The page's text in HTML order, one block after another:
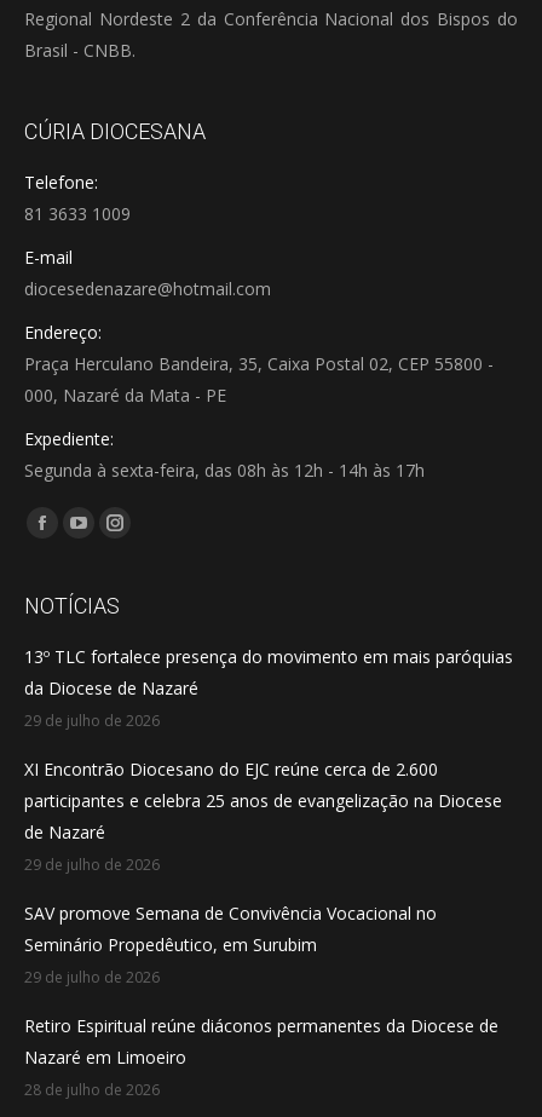
Regional Nordeste 2 da Conferência Nacional dos Bispos do
Brasil - CNBB.
CÚRIA DIOCESANA
Telefone:
81 3633 1009
E-mail
diocesedenazare@hotmail.com
Endereço:
Praça Herculano Bandeira, 35, Caixa Postal 02, CEP 55800 -
000, Nazaré da Mata - PE
Expediente:
Segunda à sexta-feira, das 08h às 12h - 14h às 17h
Encontre-nos em:
Facebook
opens
new
window
YouTube
opens
new
window
Instagram
opens
new
window
NOTÍCIAS
13º TLC fortalece presença do movimento em mais paróquias
da Diocese de Nazaré
29 de julho de 2026
XI Encontrão Diocesano do EJC reúne cerca de 2.600
participantes e celebra 25 anos de evangelização na Diocese
de Nazaré
29 de julho de 2026
SAV promove Semana de Convivência Vocacional no
Seminário Propedêutico, em Surubim
29 de julho de 2026
Retiro Espiritual reúne diáconos permanentes da Diocese de
Nazaré em Limoeiro
28 de julho de 2026